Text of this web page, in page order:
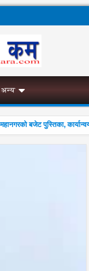
अन्य
बजेट पुस्तिका, कार्यान्वयन